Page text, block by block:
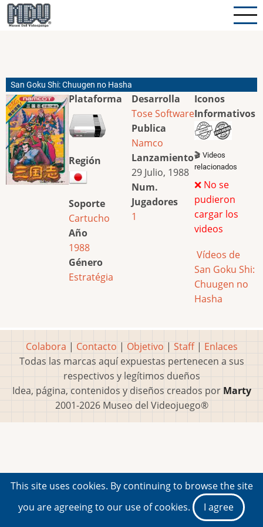
Pasar
al
San Goku Shi: Chuugen no Hasha
Plataforma
Región
Soporte
Cartucho
Año
1988
Género
Estratégia
Desarrolla
Tose Software
Publica
Namco
Lanzamiento
29 Julio, 1988
Num.
Jugadores
1
Iconos
Informativos
🎬 Videos
relacionados
❌ No se
pudieron
cargar los
videos
Vídeos de
San Goku Shi:
Chuugen no
Hasha
Colabora | Contacto | Objetivo | Staff| Enlaces
Todas las marcas aquí expuestas pertenecen a sus
respectivos y legítimos dueños
Idea, página, contenidos y diseños creados por Marty
2001-2026 Museo del Videojuego®
This site uses cookies. By continuing to browse the site
you are agreeing to our use of cookies.
I agree